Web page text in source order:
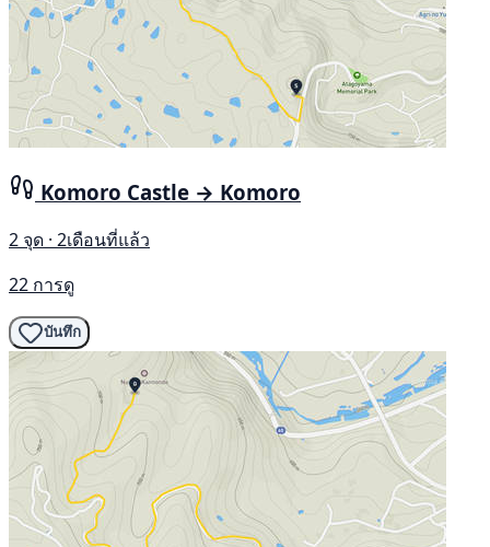
Komoro Castle → Komoro
2 จุด · 2เดือนที่แล้ว
22 การดู
บันทึก